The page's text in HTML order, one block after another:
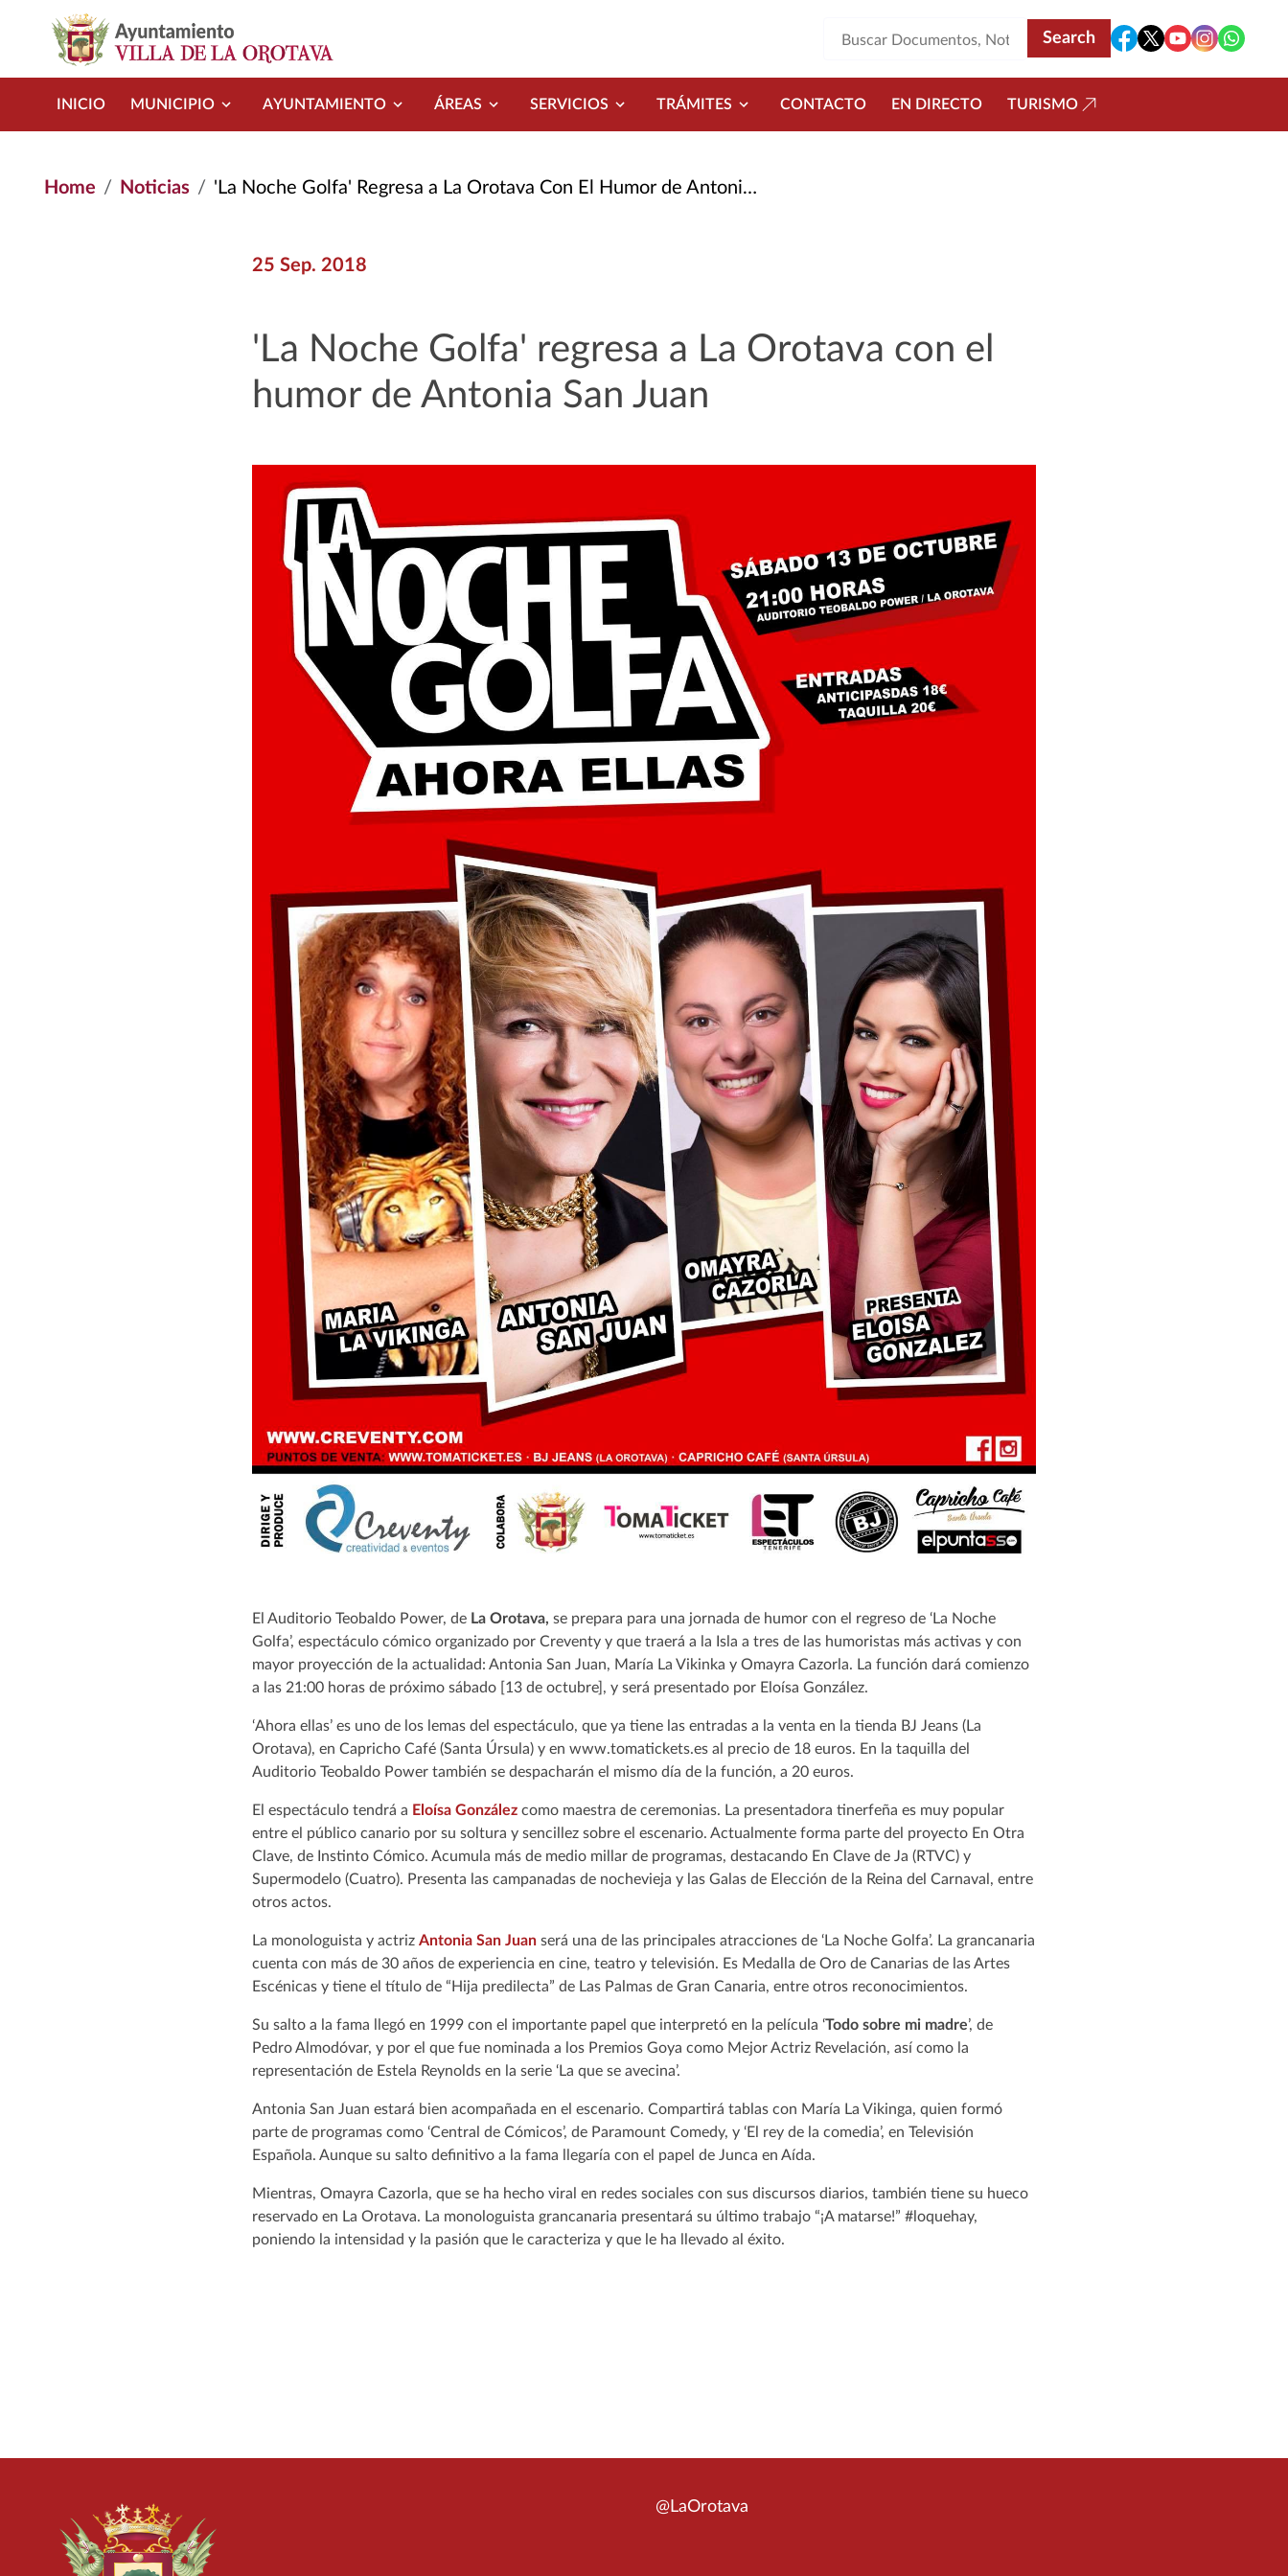
INICIO MUNICIPIO AYUNTAMIENTO ÁREAS SERVICIOS TRÁMITES CONTACTO EN DIRECTO TURISMO
Home Noticias 'La Noche Golfa' Regresa a La Orotava Con El Humor de Antonia San Juan
25 Sep. 2018
'La Noche Golfa' regresa a La Orotava con el
humor de Antonia San Juan
El Auditorio Teobaldo Power, de La Orotava,se prepara para una jornada de humor con el regreso de ‘La Noche
Golfa’, espectáculo cómico organizado por Creventy y que traerá a la Isla a tres de las humoristas más activas y con
mayor proyección de la actualidad: Antonia San Juan, María La Vikinka y Omayra Cazorla. La función dará comienzo
a las 21:00 horas de próximo sábado [13 de octubre], y será presentado por Eloísa González.
‘Ahora ellas’ es uno de los lemas del espectáculo, que ya tiene las entradas a la venta en la tienda BJ Jeans (La
Orotava), en Capricho Café (Santa Úrsula) y en www.tomatickets.es al precio de 18 euros. En la taquilla del
Auditorio Teobaldo Power también se despacharán el mismo día de la función, a 20 euros.
El espectáculo tendrá a Eloísa Gonzálezcomo maestra de ceremonias. La presentadora tinerfeña es muy popular
entre el público canario por su soltura y sencillez sobre el escenario. Actualmente forma parte del proyecto En Otra
Clave, de Instinto Cómico. Acumula más de medio millar de programas, destacando En Clave de Ja (RTVC) y
Supermodelo (Cuatro). Presenta las campanadas de nochevieja y las Galas de Elección de la Reina del Carnaval, entre
otros actos.
La monologuista y actrizAntonia San Juanserá una de las principales atracciones de ‘La Noche Golfa’. La grancanaria
cuenta con más de 30 años de experiencia en cine, teatro y televisión. Es Medalla de Oro de Canarias de las Artes
Escénicas y tiene el título de “Hija predilecta” de Las Palmas de Gran Canaria, entre otros reconocimientos.
Su salto a la fama llegó en 1999 con el importante papel que interpretó en la película ‘Todo sobre mi madre’, de
Pedro Almodóvar, y por el que fue nominada a los Premios Goya como Mejor Actriz Revelación, así como la
representación de Estela Reynolds en la serie ‘La que se avecina’.
Antonia San Juan estará bien acompañada en el escenario. Compartirá tablas con María La Vikinga, quien formó
parte de programas como ‘Central de Cómicos’, de Paramount Comedy, y ‘El rey de la comedia’, en Televisión
Española. Aunque su salto definitivo a la fama llegaría con el papel de Junca en Aída.
Mientras, Omayra Cazorla, que se ha hecho viral en redes sociales con sus discursos diarios, también tiene su hueco
reservado en La Orotava. La monologuista grancanaria presentará su último trabajo “¡A matarse!” #loquehay,
poniendo la intensidad y la pasión que le caracteriza y que le ha llevado al éxito.
@LaOrotava